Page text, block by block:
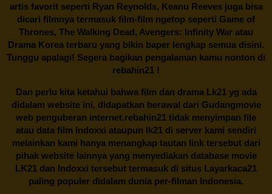
artis favorit seperti Ryan Reynolds, Keanu Reeves juga bisa
dicari filmnya termasuk film-film ngetop seperti Game of
Thrones, The Walking Dead, Avengers: Infinity War atau
Drama Korea terbaru yang bikin baper lengkap semua disini.
Tunggu apalagi! Segera bagikan pengalaman kamu nonton di
rebahin21 !
Dan perlu kita ketahui bahwa film dan dramaLk21yg ada
didalam website ini, didapatkan berawal dari Gudangmovie
web penguberan internet.rebahin21 tidak menyimpan file
atau data film Indoxxi ataupun lk21 di server kami sendiri
melainkan kami hanya menangkap tautan link tersebut dari
pihak website lainnya yang menyediakan database movie
LK21 dan Indoxxi tersebut termasuk di situs Layarkaca21
paling populer didalam dunia per-filman Indonesia.